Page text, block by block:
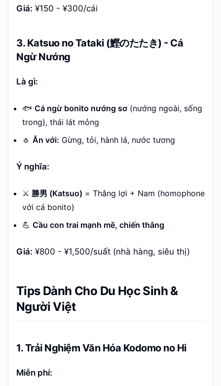
Giá: ¥150 - ¥300/cái
3. Katsuo no Tataki (鰹のたたき) - Cá
Ngừ Nướng
Là gì:
🐟 Cá ngừ bonito nướng sơ (nướng ngoài, sống
trong), thái lát mỏng
🧄 Ăn với: Gừng, tỏi, hành lá, nước tương
Ý nghĩa:
⚔️ 勝男 (Katsuo) = Thắng lợi + Nam (homophone
với cá bonito)
💪 Cầu con trai mạnh mẽ, chiến thắng
Giá: ¥800 - ¥1,500/suất (nhà hàng, siêu thị)
Tips Dành Cho Du Học Sinh &
Người Việt
1. Trải Nghiệm Văn Hóa Kodomo no Hi
Miễn phí: